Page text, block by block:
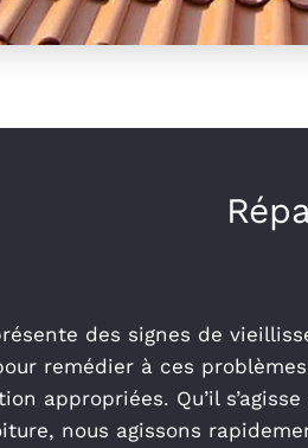
des signes de
remédier à ces
appropriées. Qu’il
nous agissons